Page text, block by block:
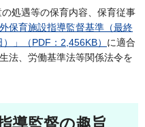
処遇等の保育内容、保育従事
外保育施設指導監督基準（最終
」（PDF：2,456KB） に適合
法、労働基準法等関係法令を